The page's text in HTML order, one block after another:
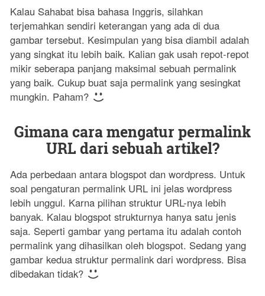
Kalau Sahabat bisa bahasa Inggris, silahkan
terjemahkan sendiri keterangan yang ada di dua
gambar tersebut. Kesimpulan yang bisa diambil adalah
yang singkat itu lebih baik. Kalian gak usah repot-repot
mikir seberapa panjang maksimal sebuah permalink
yang baik. Cukup buat saja permalink yang sesingkat
mungkin. Paham?
Gimana cara mengatur permalink
URL dari sebuah artikel?
Ada perbedaan antara blogspot dan wordpress. Untuk
soal pengaturan permalink URL ini jelas wordpress
lebih unggul. Karna pilihan struktur URL-nya lebih
banyak. Kalau blogspot strukturnya hanya satu jenis
saja. Seperti gambar yang pertama itu adalah contoh
permalink yang dihasilkan oleh blogspot. Sedang yang
gambar kedua struktur permalink dari wordpress. Bisa
dibedakan tidak?